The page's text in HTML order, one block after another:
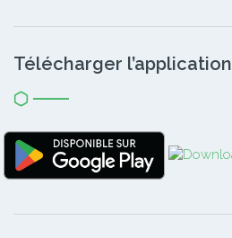
Télécharger l’application